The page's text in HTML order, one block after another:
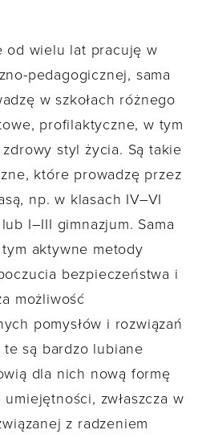
od wielu lat pracuję w
pedagogicznej, sama
w szkołach różnego
profilaktyczne, w tym
styl życia. Są takie
które prowadzę przez
np. w klasach IV–VI
I–III gimnazjum. Sama
aktywne metody
bezpieczeństwa i
możliwość
pomysłów i rozwiązań
są bardzo lubiane
dla nich nową formę
zwłaszcza w
z radzeniem